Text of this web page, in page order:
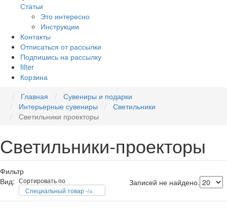
Статьи
Это интересно
Инструкции
Контакты
Отписаться от рассылки
Подпишись на рассылку
filter
Корзина
Главная
Сувениры и подарки
Интерьерные сувениры
Светильники
Светильники проекторы
Светильники-проекторы
Фильтр
Вид: Сортировать по
Специальный товар -/+
Записей не найдено.